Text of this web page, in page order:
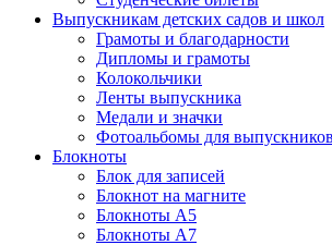
Выпускникам детских садов и школ
Грамоты и благодарности
Дипломы и грамоты
Колокольчики
Ленты выпускника
Медали и значки
Фотоальбомы для выпускников
Блокноты
Блок для записей
Блокнот на магните
Блокноты А5
Блокноты А7